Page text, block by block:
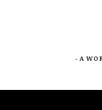
- A